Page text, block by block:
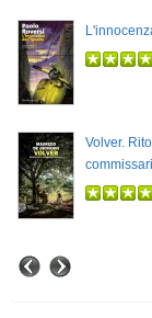
Volver.